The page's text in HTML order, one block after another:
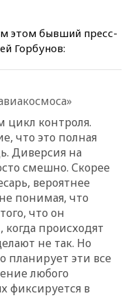
этом бывший пресс-
Горбунов:
цикл контроля.
что это полная
Диверсия на
смешно. Скорее
вероятнее
понимая, что
что он
происходят
не так. Но
планирует эти все
любого
фиксируется в